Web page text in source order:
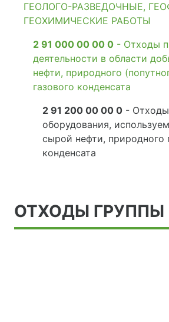
ГЕОЛОГО-РАЗВЕДОЧНЫЕ,
ГЕОХИМИЧЕСКИЕ РАБОТЫ
2 91 000 00 00 0 - Отходы
деятельности в области
нефти, природного
газового конденсата
2 91 200 00 00 0 -
оборудования,
сырой нефти, природного
конденсата
ОТХОДЫ ГРУППЫ